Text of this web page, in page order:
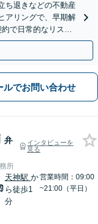
ち退きなどの不動産
アリングで、早期解
で日常的なリスク
対応】
ルでお問い合わせ
弁
インタビューを
見る
所
天神駅 か
ら徒歩1
分
営業時間：09:00
~21:00（平日）